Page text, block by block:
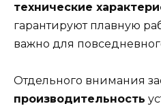
технические
гарантируют плавную
важно для
Отдельного внимания
производительность